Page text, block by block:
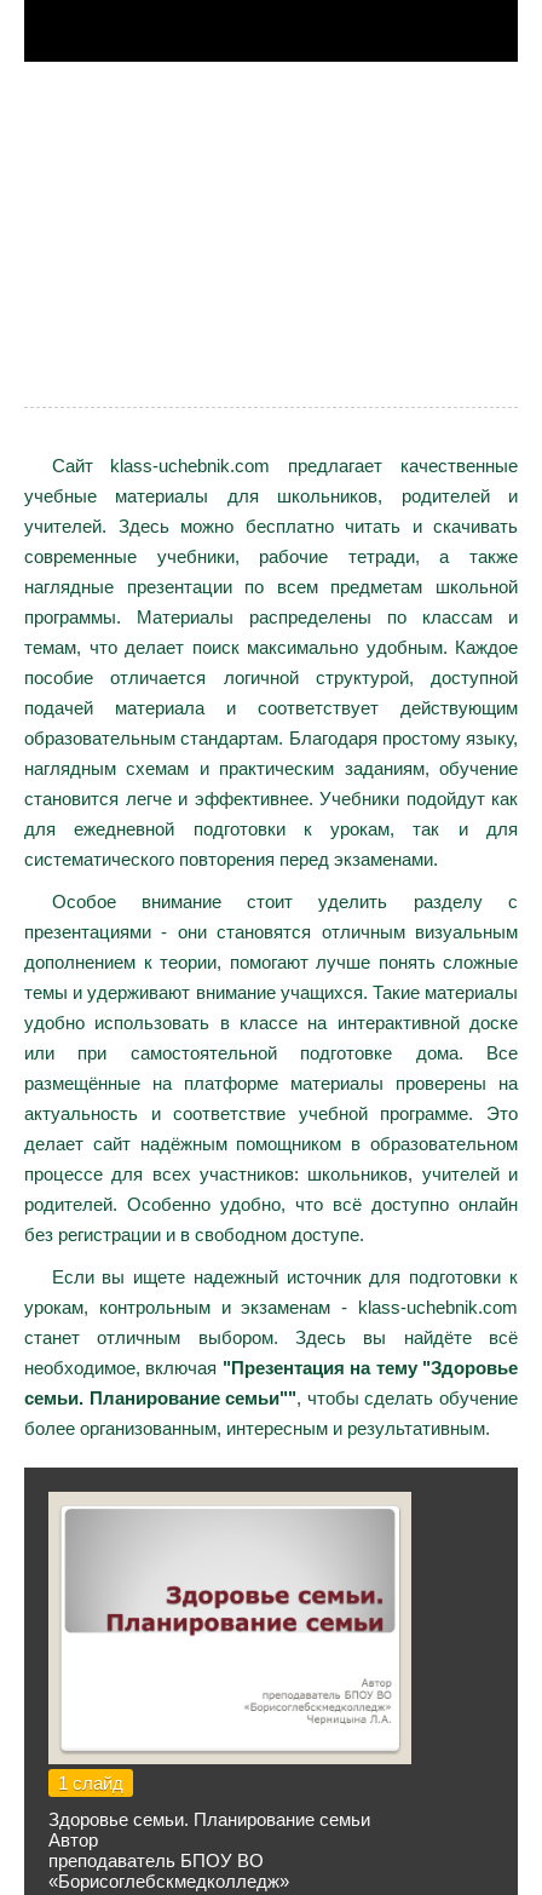
Сайт klass-uchebnik.com предлагает качественные
учебные материалы для школьников, родителей и
учителей. Здесь можно бесплатно читать и скачивать
современные учебники, рабочие тетради, а также
наглядные презентации по всем предметам школьной
программы. Материалы распределены по классам и
темам, что делает поиск максимально удобным. Каждое
пособие отличается логичной структурой, доступной
подачей материала и соответствует действующим
образовательным стандартам. Благодаря простому языку,
наглядным схемам и практическим заданиям, обучение
становится легче и эффективнее. Учебники подойдут как
для ежедневной подготовки к урокам, так и для
систематического повторения перед экзаменами.
Особое внимание стоит уделить разделу с
презентациями - они становятся отличным визуальным
дополнением к теории, помогают лучше понять сложные
темы и удерживают внимание учащихся. Такие материалы
удобно использовать в классе на интерактивной доске
или при самостоятельной подготовке дома. Все
размещённые на платформе материалы проверены на
актуальность и соответствие учебной программе. Это
делает сайт надёжным помощником в образовательном
процессе для всех участников: школьников, учителей и
родителей. Особенно удобно, что всё доступно онлайн
без регистрации и в свободном доступе.
Если вы ищете надежный источник для подготовки к
урокам, контрольным и экзаменам - klass-uchebnik.com
станет отличным выбором. Здесь вы найдёте всё
необходимое, включая "Презентация на тему "Здоровье
семьи. Планирование семьи"", чтобы сделать обучение
более организованным, интересным и результативным.
1 слайд
Здоровье семьи. Планирование семьи
Автор
преподаватель БПОУ ВО
«Борисоглебскмедколледж»